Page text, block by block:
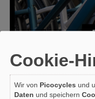
Cookie-
Wir von Picocycles und
Daten und speichern